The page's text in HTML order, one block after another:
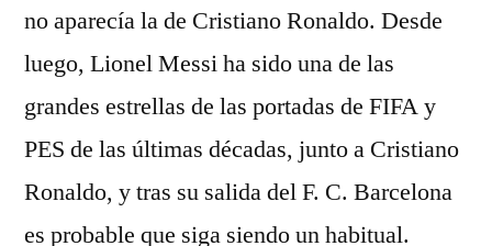
no aparecía la de Cristiano Ronaldo. Desde
luego, Lionel Messi ha sido una de las
grandes estrellas de las portadas de FIFA y
PES de las últimas décadas, junto a Cristiano
Ronaldo, y tras su salida del F. C. Barcelona
es probable que siga siendo un habitual.